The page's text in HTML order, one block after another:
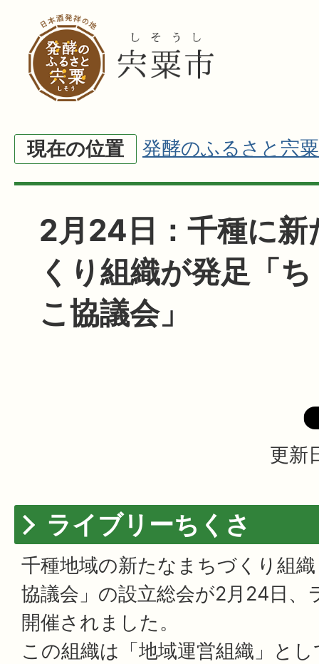
現在の位置 発酵のふるさと宍粟
2月24日：千種に新
くり組織が発足「
こ協議会」
更新
ライブリーちくさ
千種地域の新たなまちづくり組
協議会」の設立総会が2月24日、
開催されました。
この組織は「地域運営組織」と